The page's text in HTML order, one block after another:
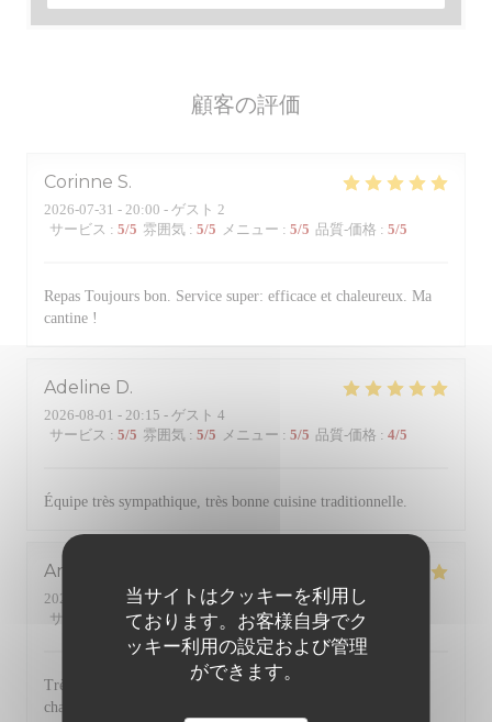
当サイトはクッキーを利用し
ております。お客様自身でク
ッキー利用の設定および管理
ができます。
顧客の評価
Corinne S
2026-07-31 - 20:00 - ゲスト 2
サービス : 5/5 雰囲気 : 5/5 メニュー : 5/5 品質-価格 : 5/5
Repas Toujours bon. Service super: efficace et chaleureux. Ma
cantine !
Adeline D
2026-08-01 - 20:15 - ゲスト 4
サービス : 5/5 雰囲気 : 5/5 メニュー : 5/5 品質-価格 : 4/5
Équipe très sympathique, très bonne cuisine traditionnelle.
Anne
2026-07-31
- 20:00 - ゲスト 4
サービス
/5 雰囲気: 5/5 メニュー: 5/5 品質-価格
Très bonne cuisine avec des produits de qualité. Service
chaleureux et efficace. Une référence dans le quartier